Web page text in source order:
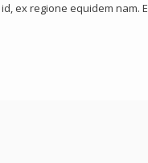
ex regione equidem nam.